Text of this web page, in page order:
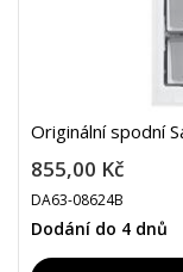
Originální spodní
855,00 Kč
DA63-08624B
Dodání do 4 dnů